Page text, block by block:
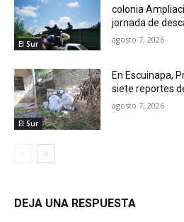
El Sur
colonia
jornada de
agosto 7, 2026
El Sur
En Escuinapa,
siete reportes
agosto 7, 2026
DEJA UNA RESPUESTA